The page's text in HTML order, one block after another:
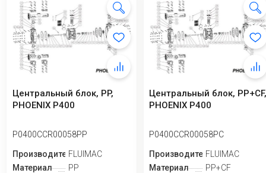
Центральный блок, PP,
PHOENIX P400
P0400CCR00058PP
ПроизводительFLUIMAC
Материал
PP
Центральный блок,
PHOENIX P400
P0400CCR00058PC
ПроизводительFLUIMAC
Материал
PP+CF